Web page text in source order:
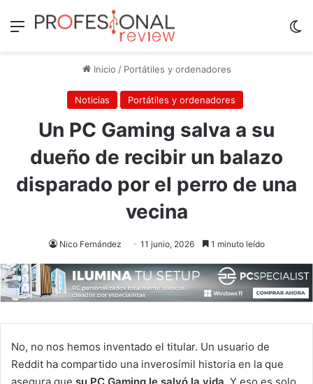
Menú
Inicio / Portátiles y ordenadores
Noticias Portátiles y ordenadores
Un PC Gaming salva a su
dueño de recibir un balazo
disparado por el perro de una
vecina
Nico Fernández 11 junio, 2026 1 minuto leído
No, no nos hemos inventado el titular. Un usuario de
Reddit ha compartido una inverosímil historia en la que